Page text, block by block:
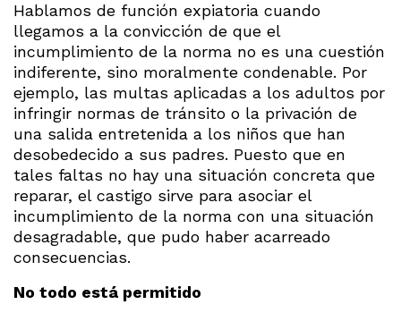
Hablamos de función expiatoria cuando
llegamos a la convicción de que el
incumplimiento de la norma no es una cuestión
indiferente, sino moralmente condenable. Por
ejemplo, las multas aplicadas a los adultos por
infringir normas de tránsito o la privación de
una salida entretenida a los niños que han
desobedecido a sus padres. Puesto que en
tales faltas no hay una situación concreta que
reparar, el castigo sirve para asociar el
incumplimiento de la norma con una situación
desagradable, que pudo haber acarreado
consecuencias.
No todo está permitido